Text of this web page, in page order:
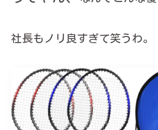
社長もノリ良すぎて笑うわ。